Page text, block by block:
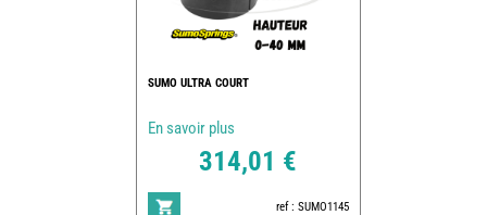
SUMO ULTRA COURT
En savoir plus
314,01 €
ref : SUMO1145